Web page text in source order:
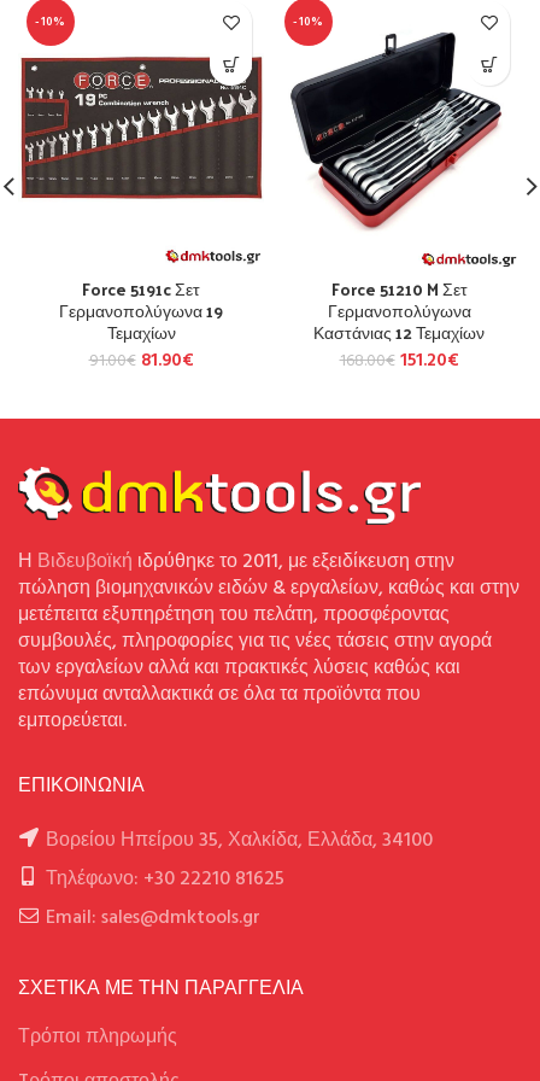
-10%
Force 5191c Σετ
Γερμανοπολύγωνα 19
Τεμαχίων
91.00€ 81.90€
-10%
Force 51210 M Σετ
Γερμανοπολύγωνα
Καστάνιας 12 Τεμαχίων
168.00€ 151.20€
Η Βιδευβοϊκή ιδρύθηκε το 2011, με εξειδίκευση στην
πώληση βιομηχανικών ειδών & εργαλείων, καθώς και στην
μετέπειτα εξυπηρέτηση του πελάτη, προσφέροντας
συμβουλές, πληροφορίες για τις νέες τάσεις στην αγορά
των εργαλείων αλλά και πρακτικές λύσεις καθώς και
επώνυμα ανταλλακτικά σε όλα τα προϊόντα που
εμπορεύεται.
ΕΠΙΚΟΙΝΩΝΙΑ
Βορείου Ηπείρου 35, Χαλκίδα, Ελλάδα, 34100
Τηλέφωνο: +30 22210 81625
Email: sales@dmktools.gr
ΣΧΕΤΙΚΑ ΜΕ ΤΗΝ ΠΑΡΑΓΓΕΛΙΑ
Τρόποι πληρωμής